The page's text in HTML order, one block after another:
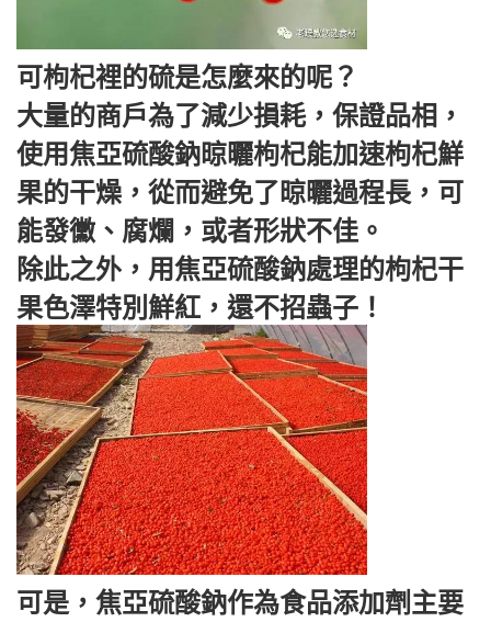
可枸杞裡的硫是怎麼來的呢？
大量的商戶為了減少損耗，保證品相，
使用焦亞硫酸鈉晾曬枸杞能加速枸杞鮮
果的干燥，從而避免了晾曬過程長，可
能發黴、腐爛，或者形狀不佳。
除此之外，用焦亞硫酸鈉處理的枸杞干
果色澤特別鮮紅，還不招蟲子！
可是，焦亞硫酸鈉作為食品添加劑主要